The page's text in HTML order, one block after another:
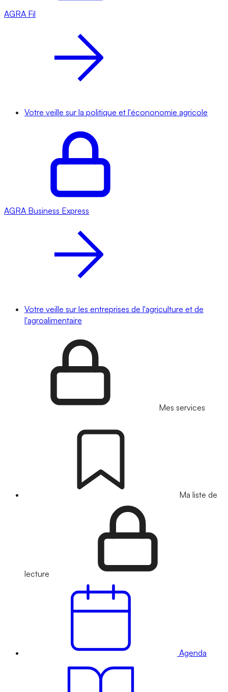
AGRA Fil
Votre veille sur la politique et l'écononomie agricole
AGRA Business Express
Votre veille sur les entreprises de l'agriculture et de
l'agroalimentaire
Mes services
Ma liste de
lecture
Agenda